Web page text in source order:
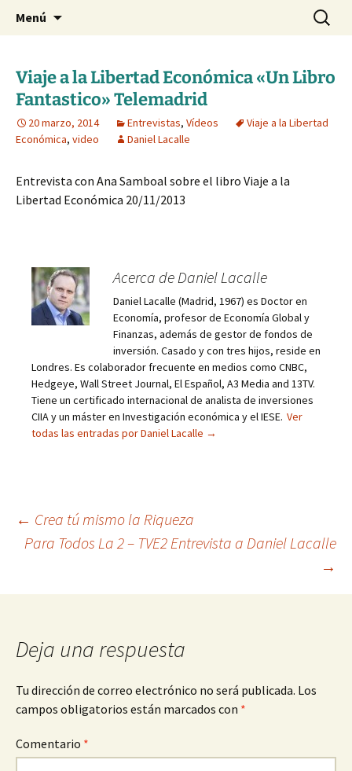
dlacalle.com
Blog de Daniel Lacalle
Menú Buscar:
Viaje a la Libertad Económica «Un Libro
Fantastico» Telemadrid
20 marzo, 2014 Entrevistas, Vídeos
Viaje a la Libertad
Económica, video Daniel Lacalle
Entrevista con Ana Samboal sobre el libro Viaje a la
Libertad Económica 20/11/2013
Acerca de Daniel Lacalle
Daniel Lacalle (Madrid, 1967) es Doctor en
Economía, profesor de Economía Global y
Finanzas, además de gestor de fondos de
inversión. Casado y con tres hijos, reside en
Londres. Es colaborador frecuente en medios como CNBC,
Hedgeye, Wall Street Journal, El Español, A3 Media and 13TV.
Tiene un certificado internacional de analista de inversiones
CIIA y un máster en Investigación económica y el IESE. Ver
todas las entradas por Daniel Lacalle →
Navegación
de
← Crea tú mismo la Riqueza
Para Todos La 2 – TVE2 Entrevista a Daniel Lacalle
→
Deja una respuesta
Tu dirección de correo electrónico no será publicada. Los
campos obligatorios están marcados con *
Comentario *